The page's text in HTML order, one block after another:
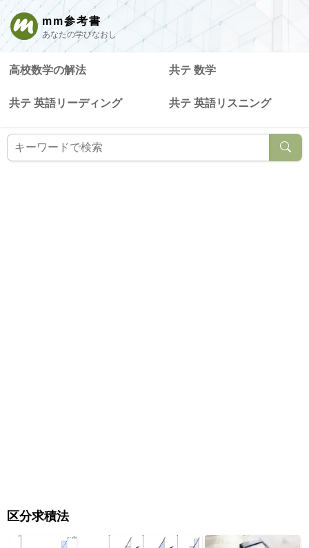
mm参考書
あなたの学びなおし
高校数学の解法 共テ 数学
共テ 英語リーディング 共テ 英語リスニング
区分求積法